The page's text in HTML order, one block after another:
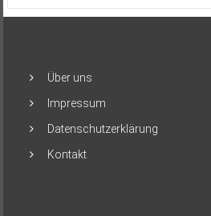
Über uns
Impressum
Datenschutzerklärung
Kontakt